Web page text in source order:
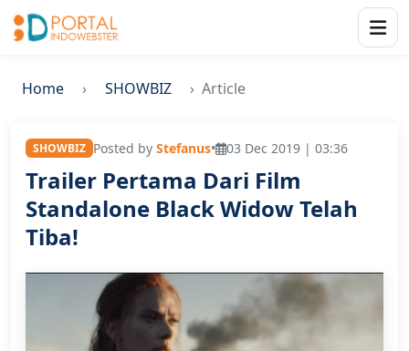
Home SHOWBIZ Article
SHOWBIZ Posted by Stefanus• 03 Dec 2019 | 03:36
Trailer Pertama Dari Film
Standalone Black Widow Telah
Tiba!